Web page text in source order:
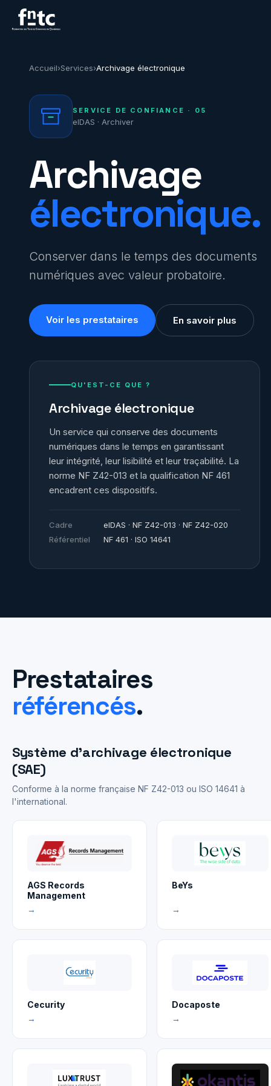
Accueil›Services›Archivage électronique
SERVICE DE CONFIANCE · 05
eIDAS · Archiver
Archivage
électronique.
Conserver dans le temps des documents
numériques avec valeur probatoire.
Voir les prestataires En savoir plus
QU'EST-CE QUE ?
Archivage électronique
Un service qui conserve des documents
numériques dans le temps en garantissant
leur intégrité, leur lisibilité et leur traçabilité. La
norme NF Z42-013 et la qualification NF 461
encadrent ces dispositifs.
Cadre
eIDAS · NF Z42-013 · NF Z42-020
Référentiel
NF 461 · ISO 14641
Prestataires
référencés.
Système d'archivage électronique
(SAE)
Conforme à la norme française NF Z42-013 ou ISO 14641 à
l'international.
AGS Records
Management
→
BeYs
→
Cecurity
→
Docaposte
→